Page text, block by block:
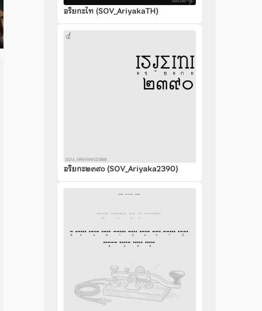
อริยกะไท (SOV_AriyakaTH)
อริยกะ๒๓๙๐ (SOV_Ariyaka2390)